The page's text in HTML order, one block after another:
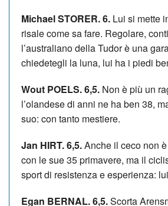
Michael STORER. 6. Lui si mette
risale come sa fare. Regolare,
l’australiano della Tudor è una
chiedetegli la luna, lui ha i piedi
Wout POELS. 6,5. Non è più un
l’olandese di anni ne ha ben 38,
suo: con tanto mestiere.
Jan HIRT. 6,5.Anche il ceco non
con le sue 35 primavere, ma il
sport di resistenza e esperienza:
Egan BERNAL. 6,5.Scorta